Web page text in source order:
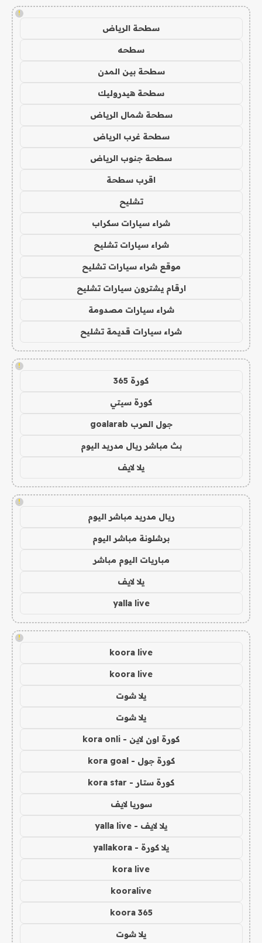
!
سطحة الرياض
سطحه
سطحة بين المدن
سطحة هيدروليك
سطحة شمال الرياض
سطحة غرب الرياض
سطحة جنوب الرياض
اقرب سطحة
تشليح
شراء سيارات سكراب
شراء سيارات تشليح
موقع شراء سيارات تشليح
ارقام يشترون سيارات تشليح
شراء سيارات مصدومة
شراء سيارات قديمة تشليح
!
كورة 365
كورة سيتي
جول العرب goalarab
بث مباشر ريال مدريد اليوم
يلا لايف
!
ريال مدريد مباشر اليوم
برشلونة مباشر اليوم
مباريات اليوم مباشر
يلا لايف
yalla live
!
koora live
koora live
يلا شوت
يلا شوت
كورة اون لاين - kora onli
كورة جول - kora goal
كورة ستار - kora star
سوريا لايف
يلا لايف - yalla live
يلا كورة - yallakora
kora live
kooralive
koora 365
يلا شوت